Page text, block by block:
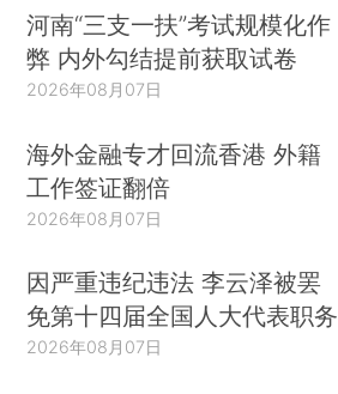
河南“三支一扶”考试规模化作
弊 内外勾结提前获取试卷
2026年08月07日
海外金融专才回流香港 外籍
工作签证翻倍
2026年08月07日
因严重违纪违法 李云泽被罢
免第十四届全国人大代表职务
2026年08月07日